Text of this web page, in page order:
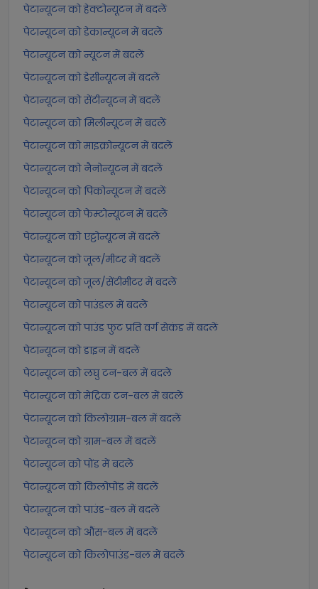
पेटान्यूटन को हेक्टोन्यूटन में बदलें
पेटान्यूटन को डेकान्यूटन में बदलें
पेटान्यूटन को न्यूटन में बदलें
पेटान्यूटन को डेसीन्यूटन में बदलें
पेटान्यूटन को सेंटीन्यूटन में बदलें
पेटान्यूटन को मिलीन्यूटन में बदलें
पेटान्यूटन को माइक्रोन्यूटन में बदलें
पेटान्यूटन को नैनोन्यूटन में बदलें
पेटान्यूटन को पिकोन्यूटन में बदलें
पेटान्यूटन को फेम्टोन्यूटन में बदलें
पेटान्यूटन को एट्टोन्यूटन में बदलें
पेटान्यूटन को जूल/मीटर में बदलें
पेटान्यूटन को जूल/सेंटीमीटर में बदलें
पेटान्यूटन को पाउंडल में बदलें
पेटान्यूटन को पाउंड फुट प्रति वर्ग सेकंड में बदलें
पेटान्यूटन को डाइन में बदलें
पेटान्यूटन को लघु टन-बल में बदलें
पेटान्यूटन को मेट्रिक टन-बल में बदलें
पेटान्यूटन को किलोग्राम-बल में बदलें
पेटान्यूटन को ग्राम-बल में बदलें
पेटान्यूटन को पोंड में बदलें
पेटान्यूटन को किलोपोंड में बदलें
पेटान्यूटन को पाउंड-बल में बदलें
पेटान्यूटन को औंस-बल में बदलें
पेटान्यूटन को किलोपाउंड-बल में बदलें